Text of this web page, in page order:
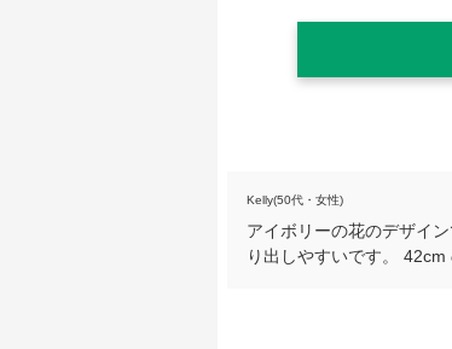
Kelly(50代・女性)
アイボリーの花のデザイ
り出しやすいです。 42cm